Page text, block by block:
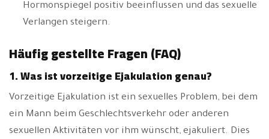
Hormonspiegel positiv beeinflussen und das sexuelle
Verlangen steigern.
Häufig gestellte Fragen (FAQ)
1. Was ist vorzeitige Ejakulation genau?
Vorzeitige Ejakulation ist ein sexuelles Problem, bei dem
ein Mann beim Geschlechtsverkehr oder anderen
sexuellen Aktivitäten vor ihm wünscht, ejakuliert. Dies